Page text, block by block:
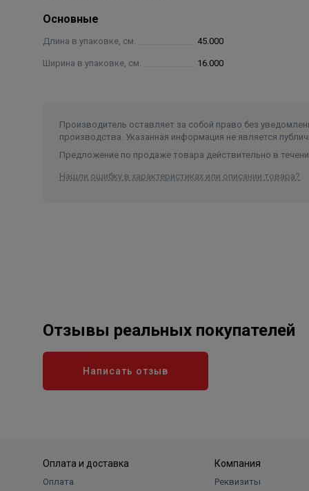
Основные
Длина в упаковке, см. 45.000
Ширина в упаковке, см. 16.000
Производитель оставляет за собой право без
производства. Указанная информация не является
Предложение по продаже товара действительно в
Нашли ошибку в характеристиках или описании товара?
Отзывы реальных покупателей
Написать отзыв
Оплата и доставка
Оплата
Компания
Реквизиты